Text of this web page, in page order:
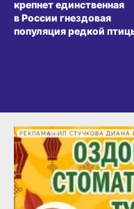
крепнет единственная
в России гнездовая
популяция редкой
РЕКЛАМА • ИП СТУЧКОВА ДИАНА